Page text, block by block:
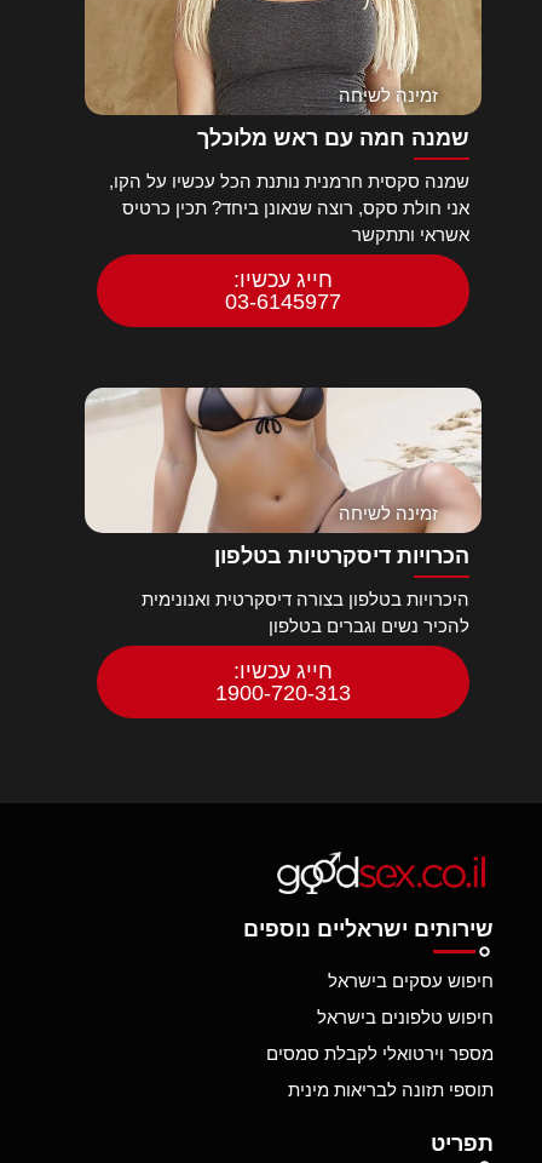
זמינה לשיחה
שמנה חמה עם ראש מלוכלך
שמנה סקסית חרמנית נותנת הכל עכשיו על הקו,
אני חולת סקס, רוצה שנאונן ביחד? תכין כרטיס
אשראי ותתקשר
חייג עכשיו:
03-6145977
זמינה לשיחה
הכרויות דיסקרטיות בטלפון
היכרויות בטלפון בצורה דיסקרטית ואנונימית
להכיר נשים וגברים בטלפון
חייג עכשיו:
1900-720-313
שירותים ישראליים נוספים
חיפוש עסקים בישראל
חיפוש טלפונים בישראל
מספר וירטואלי לקבלת סמסים
תוספי תזונה לבריאות מינית
תפריט